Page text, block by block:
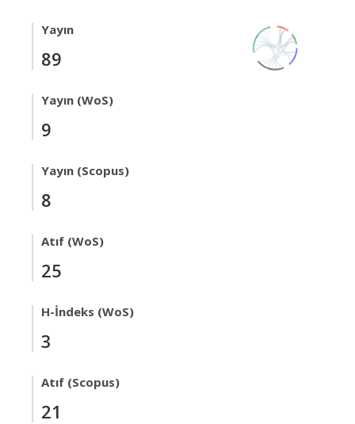
Yayın
89
Yayın (WoS)
9
Yayın (Scopus)
8
Atıf (WoS)
25
H-İndeks (WoS)
3
Atıf (Scopus)
21